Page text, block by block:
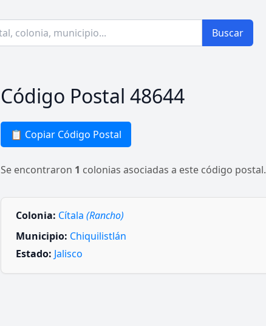
Buscar
Código Postal 48644
📋 Copiar Código Postal
Se encontraron 1 colonias asociadas a este código postal.
Colonia: Cítala (Rancho)
Municipio: Chiquilistlán
Estado: Jalisco